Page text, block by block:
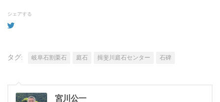
シェアする
タグ: 岐阜石割栗石 庭石 揖斐川庭石センター 石碑
宮川公一